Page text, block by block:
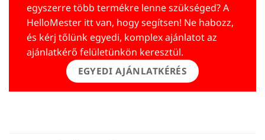
egyszerre több termékre lenne szükséged? A
HelloMester itt van, hogy segítsen! Ne habozz,
és kérj tőlünk egyedi, komplex ajánlatot az
ajánlatkérő felületünkön keresztül.
EGYEDI AJÁNLATKÉRÉS